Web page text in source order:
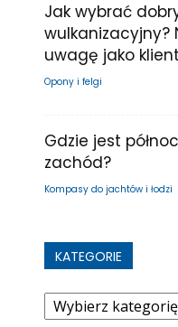
Jak wybrać
wulkanizacyjny?
uwagę jako
Opony i felgi
Gdzie jest
zachód?
Kompasy do jachtów i łodzi
KATEGORIE
Kategorie